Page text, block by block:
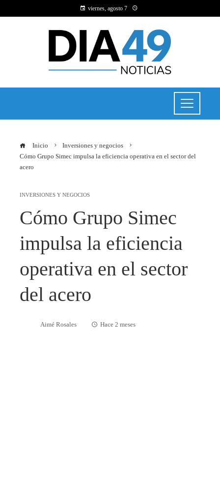
viernes, agosto 7
Inicio
Inversiones y negocios
Cómo Grupo Simec impulsa la eficiencia operativa en el sector del
acero
INVERSIONES Y NEGOCIOS
Cómo Grupo Simec
impulsa la eficiencia
operativa en el sector
del acero
Aimé Rosales Hace 2 meses